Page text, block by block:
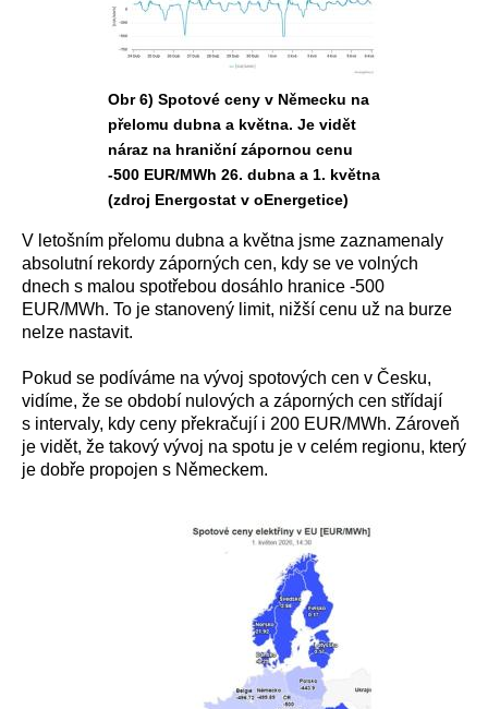
Obr 6) Spotové ceny v Německu na
přelomu dubna a května. Je vidět
náraz na hraniční zápornou cenu
-500 EUR/MWh 26. dubna a 1. května
(zdroj Energostat v oEnergetice)
V letošním přelomu dubna a května jsme zaznamenaly
absolutní rekordy záporných cen, kdy se ve volných
dnech s malou spotřebou dosáhlo hranice -500
EUR/MWh. To je stanovený limit, nižší cenu už na burze
nelze nastavit.
Pokud se podíváme na vývoj spotových cen v Česku,
vidíme, že se období nulových a záporných cen střídají
s intervaly, kdy ceny překračují i 200 EUR/MWh. Zároveň
je vidět, že takový vývoj na spotu je v celém regionu, který
je dobře propojen s Německem.